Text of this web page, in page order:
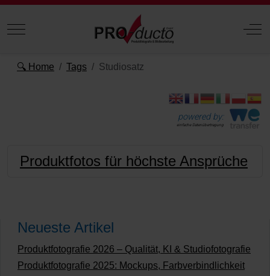
Mobile Menu Toggle Off-
🔍 Home Tags Studiosatz
powered by:
einfache Datenübertragung
Produktfotos für höchste Ansprüche
Neueste Artikel
Produktfotografie 2026 – Qualität, KI & Studiofotografie
Produktfotografie 2025: Mockups, Farbverbindlichkeit